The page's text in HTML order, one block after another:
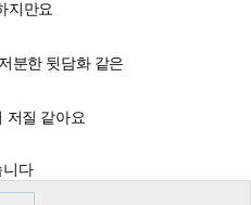
지만요
분한 뒷담화 같은
저질 같아요
다